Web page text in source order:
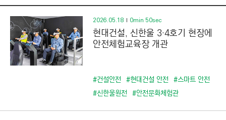
O
S
T
R
2026.05.18 0min 50sec
현대건설, 신한울 3·4호기 현장에
안전체험교육장 개관
#건설안전 #현대건설 안전 #스마트 안전
#신한울원전 #안전문화체험관